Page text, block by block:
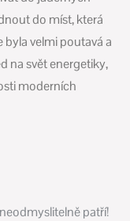
do míst, která
byla velmi poutavá a
na svět energetiky,
moderních
patří!